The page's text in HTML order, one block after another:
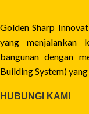
Golden Sharp
yang menjalankan
bangunan dengan
Building System)
HUBUNGI KAMI